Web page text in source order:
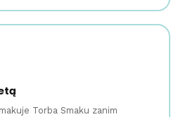
Torba Smaku zanim